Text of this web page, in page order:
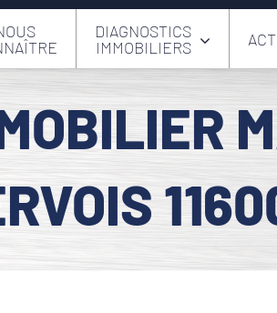
DIAGNOSTICS
IMMOBILIERS